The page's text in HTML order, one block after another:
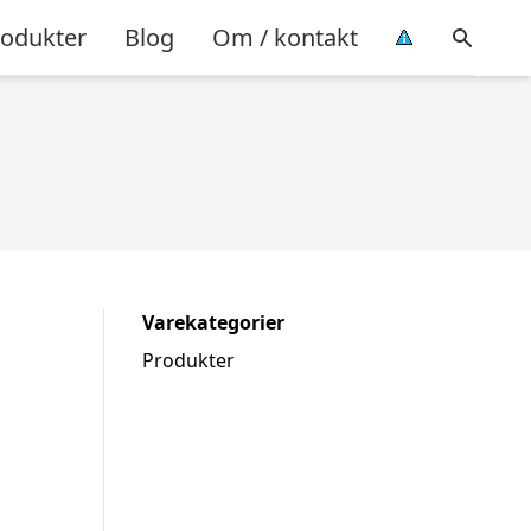
Blog Om / kontakt
Varekategorier
Produkter